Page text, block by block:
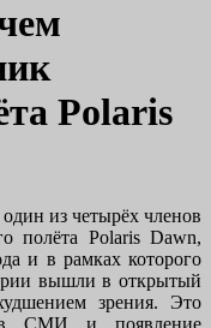
Polaris
из четырёх членов
полёта Polaris Dawn,
и в рамках которого
вышли в открытый
зрения. Это
в СМИ и появление